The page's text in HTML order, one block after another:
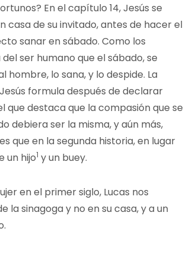
En el capítulo 14, Jesús se
de su invitado, antes de hacer el
sanar en sábado. Como los
ser humano que el sábado, se
lo sana, y lo despide. La
formula después de declarar
que destaca que la compasión que se
debiera ser la misma, y aún más,
que en la segunda historia, en lugar
un hijo1 y un buey.
en el primer siglo, Lucas nos
la sinagoga y no en su casa, y a un